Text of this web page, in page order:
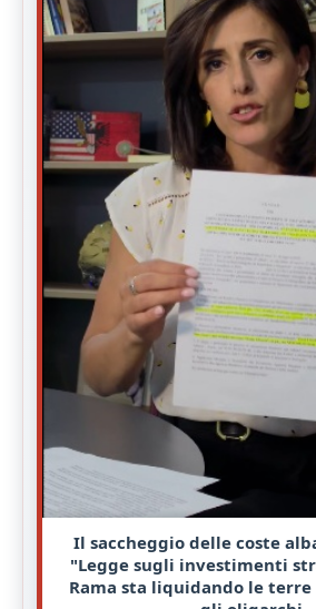
Il saccheggio delle coste
"Legge sugli investimenti
Rama sta liquidando le